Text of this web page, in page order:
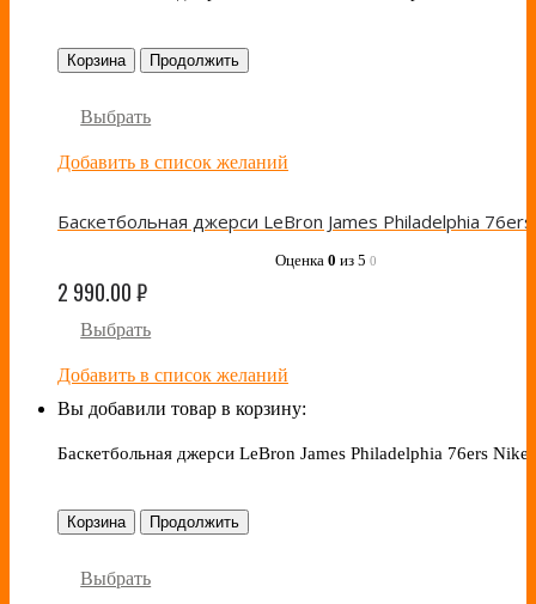
Корзина Продолжить
Выбрать
Добавить в список желаний
Оценка 0 из 5 0
2 990.00₽
Выбрать
Добавить в список желаний
Вы добавили товар в корзину:
Баскетбольная джерси LeBron James Philadelphia 76ers Nike
Корзина Продолжить
Выбрать